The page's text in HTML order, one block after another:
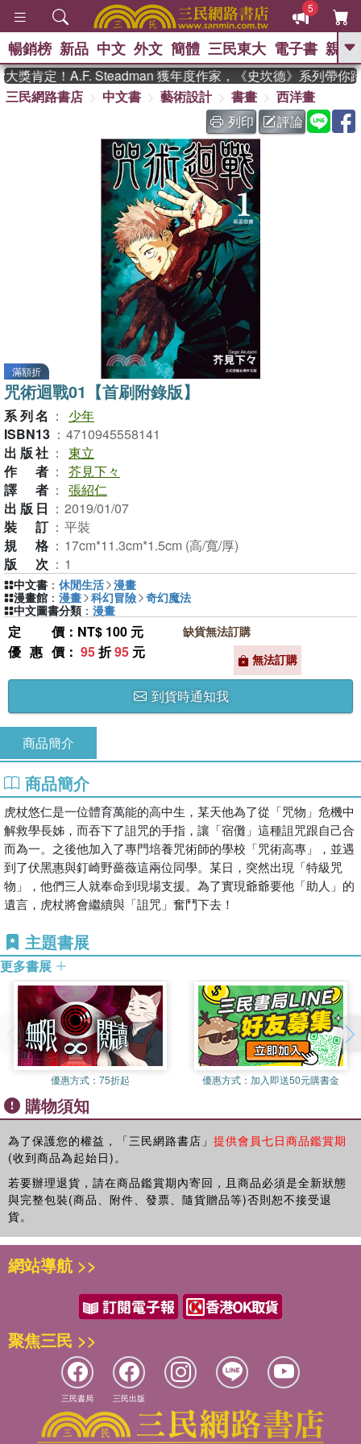
5
GO
熱搜： 東野圭吾 、 The Odyssey
、 如果歷史是一群喵 、 暑期
國際布克獎 臺灣漫遊錄 、 方
念華 、 台灣的李登輝時代
孩：黎曼猜想 、 偉大的迷走神經
暢銷榜 新品 中文 外文 簡體 三民東大 電子書 親子
獎肯定！A.F. Steadman 獲年度作家，《史坎德》系列帶你踏
三民網路書店
中文書 藝術設計 書畫
西洋畫
列印
評論
滿額折
咒術迴戰01【首刷附錄版】
系列名 ：
少年
ISBN13 ： 4710945558141
出版社 ： 東立
作者 ： 芥見下々
譯者 ： 張紹仁
出版日 ： 2019/01/07
裝訂 ： 平裝
規格 ： 17cm*11.3cm*1.5cm (高/寬/厚)
版次 ： 1
定價 ：NT$ 100 元
優惠價 ： 95折95 元
到貨時通知我
缺貨無法訂購
無法訂購
中文書 ： 休閒生活 漫畫
漫畫館 ： 漫畫 科幻冒險 奇幻魔法
中文圖書分類 ： 漫畫
商品簡介
商品簡介
虎杖悠仁是一位體育萬能的高中生，某天他為了從「咒物」危機中
解救學長姊，而吞下了詛咒的手指，讓「宿儺」這種詛咒跟自己合
而為一。之後他加入了專門培養咒術師的學校「咒術高專」，並遇
到了伏黑惠與釘崎野薔薇這兩位同學。某日，突然出現「特級咒
物」，他們三人就奉命到現場支援。為了實現爺爺要他「助人」的
遺言，虎杖將會繼續與「詛咒」奮鬥下去！
主題書展
更多書展
優惠方式： 75折起 優惠方式： 加入即送50元購書金
購物須知
為了保護您的權益，「三民網路書店」 提供會員七日商品鑑賞期
(收到商品為起始日)。
若要辦理退貨，請在商品鑑賞期內寄回，且商品必須是全新狀態
與完整包裝(商品、附件、發票、隨貨贈品等)否則恕不接受退
貨。
網站導航 >>
聚焦三民 >>
三民書局 三民出版